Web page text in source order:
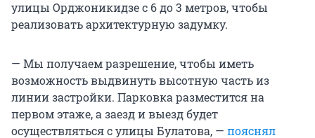
улицы Орджоникидзе с 6 до 3 метров, чтобы
реализовать архитектурную задумку.
— Мы получаем разрешение, чтобы иметь
возможность выдвинуть высотную часть из
линии застройки. Парковка разместится на
первом этаже, а заезд и выезд будет
осуществляться с улицы Булатова, — пояснял